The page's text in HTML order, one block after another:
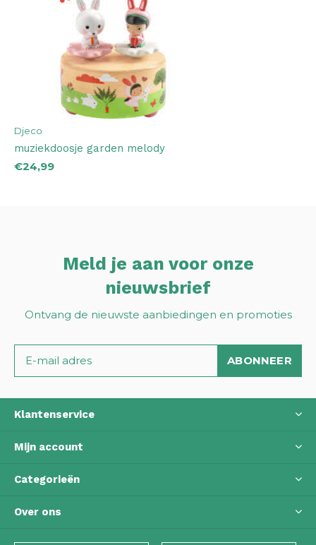
Djeco
muziekdoosje garden melody
€24,99
Meld je aan voor onze
nieuwsbrief
Ontvang de nieuwste aanbiedingen en promoties
ABONNEER
Klantenservice
Mijn account
Categorieën
Over ons